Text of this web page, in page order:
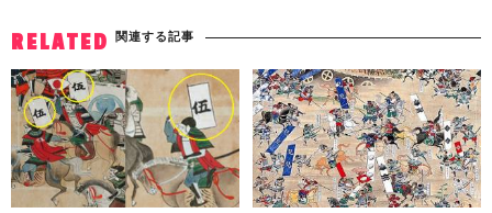
RELATED 関連する記事